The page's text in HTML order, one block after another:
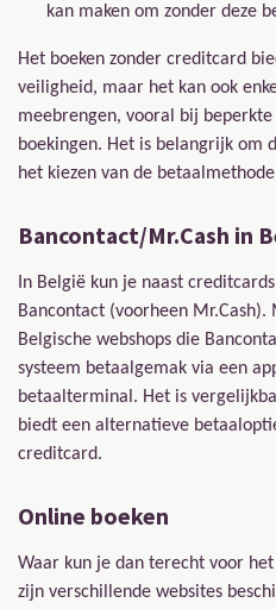
kan maken om zonder deze
Het boeken zonder creditcard
veiligheid, maar het kan ook
meebrengen, vooral bij
boekingen. Het is belangrijk om
het kiezen van de
Bancontact/Mr.Cash in
In België kun je naast
Bancontact (voorheen
Belgische webshops die
systeem betaalgemak via een
betaalterminal. Het is
biedt een alternatieve
creditcard.
Online boeken
Waar kun je dan terecht voor
zijn verschillende websites